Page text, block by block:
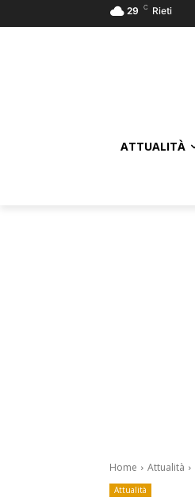
29 C Rieti
ATTUALITÀ
Home Attualità
Attualità